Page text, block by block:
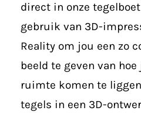
direct in onze
gebruik van 3D-
Reality om jou een zo
beeld te geven van
ruimte komen te
tegels in een 3D-